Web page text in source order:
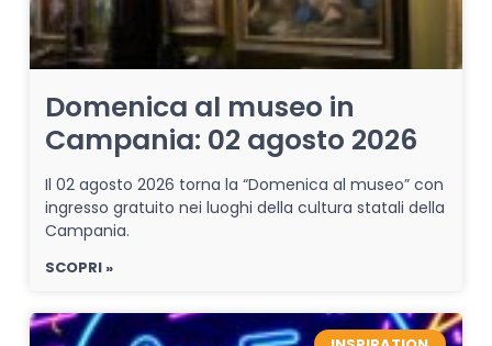
Domenica al museo in
Campania: 02 agosto 2026
Il 02 agosto 2026 torna la “Domenica al museo” con
ingresso gratuito nei luoghi della cultura statali della
Campania.
SCOPRI »